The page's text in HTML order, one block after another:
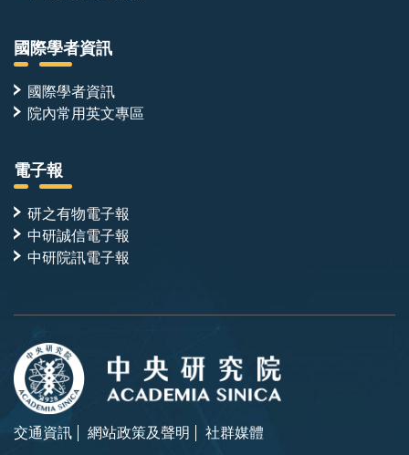
國際學者資訊
國際學者資訊
院內常用英文專區
電子報
研之有物電子報
中研誠信電子報
中研院訊電子報
交通資訊 網站政策及聲明 社群媒體